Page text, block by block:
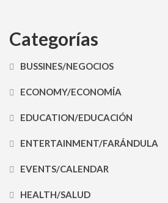
Categorías
BUSSINES/NEGOCIOS
ECONOMY/ECONOMÍA
EDUCATION/EDUCACIÓN
ENTERTAINMENT/FARÁNDULA
EVENTS/CALENDAR
HEALTH/SALUD